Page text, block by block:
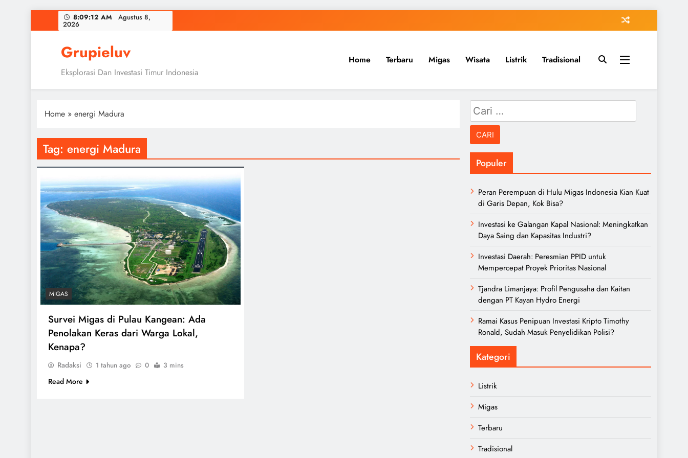
to
8:09:12 AM Agustus 8,
2026
Grupieluv
Eksplorasi Dan Investasi Timur Indonesia
Home Terbaru Migas Wisata Listrik Tradisional
Home » energi Madura
Tag: energi Madura
MIGAS
Survei Migas di Pulau Kangean: Ada
Penolakan Keras dari Warga Lokal,
Kenapa?
Radaksi 1 tahun ago 0 3 mins
Read More
Cari
untuk:
Populer
Peran Perempuan di Hulu Migas Indonesia Kian Kuat
di Garis Depan, Kok Bisa?
Investasi ke Galangan Kapal Nasional: Meningkatkan
Daya Saing dan Kapasitas Industri?
Investasi Daerah: Peresmian PPID untuk
Mempercepat Proyek Prioritas Nasional
Tjandra Limanjaya: Profil Pengusaha dan Kaitan
dengan PT Kayan Hydro Energi
Ramai Kasus Penipuan Investasi Kripto Timothy
Ronald, Sudah Masuk Penyelidikan Polisi?
Kategori
Listrik
Migas
Terbaru
Tradisional